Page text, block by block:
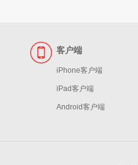
客户端
iPhone客户端
iPad客户端
Android客户端